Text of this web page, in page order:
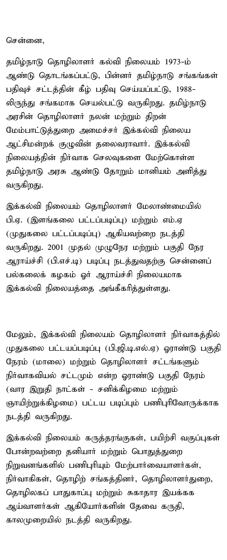
சென்னை,
தமிழ்நாடு தொழிலாளர் கல்வி நிலையம் 1973-ம்
ஆண்டு தொடங்கப்பட்டு, பின்னர் தமிழ்நாடு சங்கங்கள்
பதிவுச் சட்டத்தின் கீழ் பதிவு செய்யப்பட்டு, 1988-
லிருந்து சங்கமாக செயல்பட்டு வருகிறது. தமிழ்நாடு
அரசின் தொழிலாளர் நலன் மற்றும் திறன்
மேம்பாட்டுத்துறை அமைச்சர் இக்கல்வி நிலைய
ஆட்சிமன்றக் குழுவின் தலைவராவார். இக்கல்வி
நிலையத்தின் நிர்வாக செலவுகளை மேற்கொள்ள
தமிழ்நாடு அரசு ஆண்டு தோறும் மானியம் அளித்து
வருகிறது.
இக்கல்வி நிலையம் தொழிலாளர் மேலாண்மையில்
பி.ஏ. (இளங்கலை பட்டப்படிப்பு) மற்றும் எம்.ஏ
(முதுகலை பட்டப்படிப்பு) ஆகியவற்றை நடத்தி
வருகிறது. 2001 முதல் முழுநேர மற்றும் பகுதி நேர
ஆராய்ச்சி (பி.எச்.டி) படிப்பு நடத்துவதற்கு சென்னைப்
பல்கலைக் கழகம் ஓர் ஆராய்ச்சி நிலையமாக
இக்கல்வி நிலையத்தை அங்கீகரித்துள்ளது.
மேலும், இக்கல்வி நிலையம் தொழிலாளர் நிர்வாகத்தில்
முதுகலை பட்டயப்படிப்பு (பி.ஜி.டி.எல்.ஏ) ஓராண்டு பகுதி
நேரம் (மாலை) மற்றும் தொழிலாளர் சட்டங்களும்
நிர்வாகவியல் சட்டமும் என்ற ஓராண்டு பகுதி நேரம்
(வார இறுதி நாட்கள் - சனிக்கிழமை மற்றும்
ஞாயிற்றுக்கிழமை) பட்டய படிப்பும் பணிபுரிவோருக்காக
நடத்தி வருகிறது.
இக்கல்வி நிலையம் கருத்தரங்குகள், பயிற்சி வகுப்புகள்
போன்றவற்றை தனியார் மற்றும் பொதுத்துறை
நிறுவனங்களில் பணிபுரியும் மேற்பார்வையாளர்கள்,
நிர்வாகிகள், தொழிற் சங்கத்தினர், தொழிலாளர்துறை,
தொழிலகப் பாதுகாப்பு மற்றும் சுகாதார இயக்கக
ஆய்வாளர்கள் ஆகியோர்களின் தேவை கருதி,
காலமுறையில் நடத்தி வருகிறது.